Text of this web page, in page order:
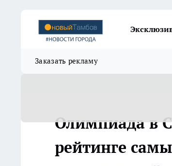
Заказать рекламу
Олимпиада в
рейтинге